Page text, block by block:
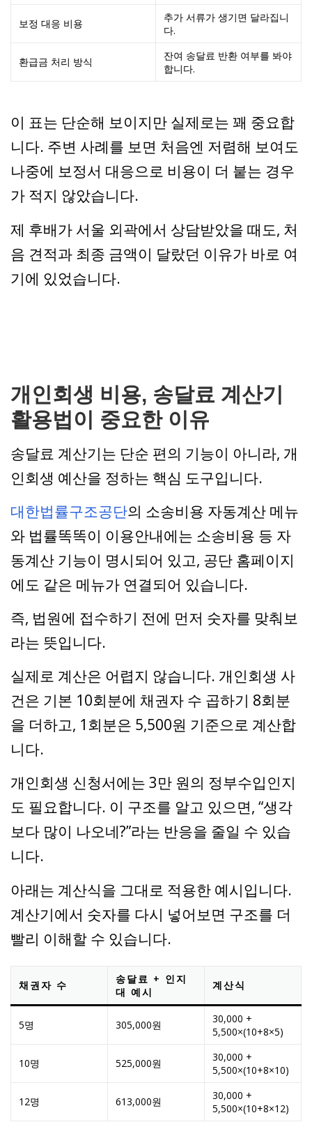
보정 대응 비용
추가 서류가 생기면 달라집니
다.
환급금 처리 방식
잔여 송달료 반환 여부를 봐야
합니다.
이 표는 단순해 보이지만 실제로는 꽤 중요합
니다. 주변 사례를 보면 처음엔 저렴해 보여도
나중에 보정서 대응으로 비용이 더 붙는 경우
가 적지 않았습니다.
제 후배가 서울 외곽에서 상담받았을 때도, 처
음 견적과 최종 금액이 달랐던 이유가 바로 여
기에 있었습니다.
개인회생 비용, 송달료 계산기
활용법이 중요한 이유
송달료 계산기는 단순 편의 기능이 아니라, 개
인회생 예산을 정하는 핵심 도구입니다.
대한법률구조공단의 소송비용 자동계산 메뉴
와 법률똑똑이 이용안내에는 소송비용 등 자
동계산 기능이 명시되어 있고, 공단 홈페이지
에도 같은 메뉴가 연결되어 있습니다.
즉, 법원에 접수하기 전에 먼저 숫자를 맞춰보
라는 뜻입니다.
실제로 계산은 어렵지 않습니다. 개인회생 사
건은 기본 10회분에 채권자 수 곱하기 8회분
을 더하고, 1회분은 5,500원 기준으로 계산합
니다.
개인회생 신청서에는 3만 원의 정부수입인지
도 필요합니다. 이 구조를 알고 있으면, “생각
보다 많이 나오네?”라는 반응을 줄일 수 있습
니다.
아래는 계산식을 그대로 적용한 예시입니다.
계산기에서 숫자를 다시 넣어보면 구조를 더
빨리 이해할 수 있습니다.
채권자 수
송달료 + 인지
대 예시
계산식
5명 305,000원
30,000 +
5,500×(10+8×5)
10명 525,000원
30,000 +
5,500×(10+8×10)
12명 613,000원
30,000 +
5,500×(10+8×12)